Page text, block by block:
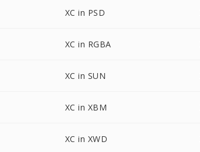
XC in PSD
XC in RGBA
XC in SUN
XC in XBM
XC in XWD